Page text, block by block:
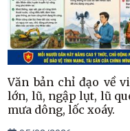
Văn bản chỉ đạo về
lớn, lũ, ngập lụt, lũ
mưa dông, lốc xoáy.